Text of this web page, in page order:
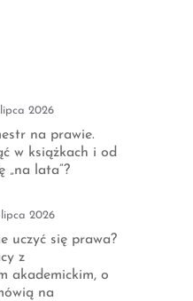
2026
na prawie.
w książkach i od
„na lata”?
2026
uczyć się prawa?
z
akademickim, o
na